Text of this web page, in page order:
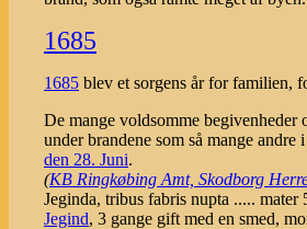
1685
1685 blev et sorgens år for familien,
De mange voldsomme
under brandene som så mange
den 28. Juni.
(KB Ringkøbing Amt, Skodborg
Jeginda, tribus fabris nupta .....
Jegind, 3 gange gift med en smed,